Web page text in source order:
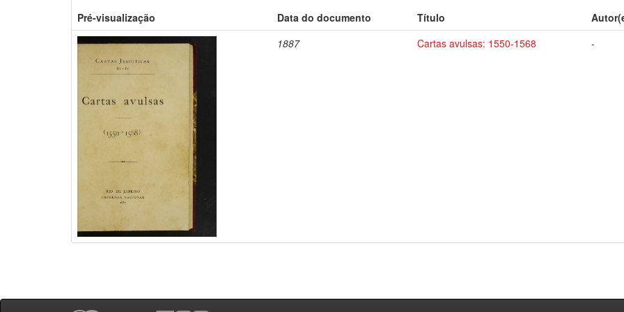
Pré-visualização Data do documento Título
1887
Cartas avulsas: 1550-1568 -